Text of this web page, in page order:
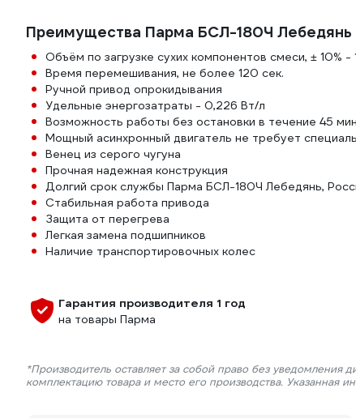
Преимущества Парма БСЛ-180Ч Лебедянь
Объём по загрузке сухих компонентов смеси, ± 10% -
Время перемешивания, не более 120 сек.
Ручной привод опрокидывания
Удельные энергозатраты - 0,226 Вт/л
Возможность работы без остановки в течение 45
Мощный асинхронный двигатель не требует
Венец из серого чугуна
Прочная надежная конструкция
Долгий срок службы Парма БСЛ-180Ч Лебедянь,
Стабильная работа привода
Защита от перегрева
Легкая замена подшипников
Наличие транспортировочных колес
Гарантия производителя 1 год
на товары Парма
*Производитель оставляет за собой право без уведомления
комплектацию товара и место его производства. Указанная